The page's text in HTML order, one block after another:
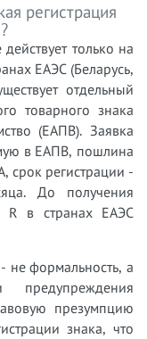
регистрация
только на
ЕАЭС (Беларусь,
отдельный
товарного знака
(ЕАПВ). Заявка
в ЕАПВ, пошлина
срок регистрации -
До получения
R в странах ЕАЭС
не формальность, а
презумпцию
знака, что